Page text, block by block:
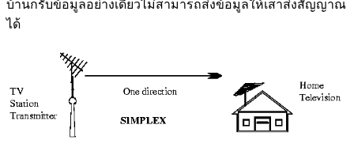
บ้านก็รับข้อมูลอย่างเดียวไม่สามารถส่งข้อมูลให้เสาส่งสัญญาณ
ได้